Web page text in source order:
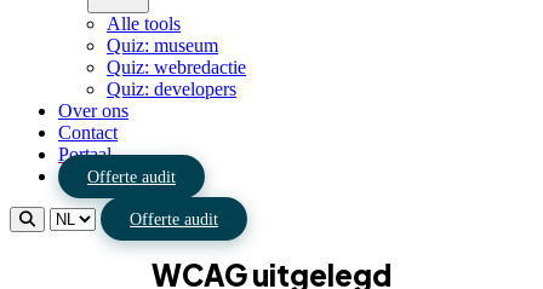
Alle tools
Quiz: museum
Quiz: webredactie
Quiz: developers
Over ons
Contact
Portaal
Offerte audit
Offerte audit
WCAG uitgelegd